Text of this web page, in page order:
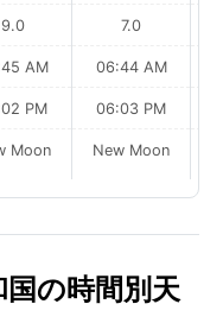
9.0
AM
PM
Moon
7.0
06:44 AM
06:03 PM
New Moon
の時間別天